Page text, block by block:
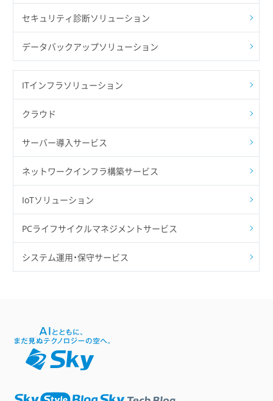
セキュリティ診断ソリューション
データバックアップソリューション
ITインフラソリューション
クラウド
サーバー導入サービス
ネットワークインフラ構築サービス
IoTソリューション
PCライフサイクルマネジメントサービス
システム運用・保守サービス